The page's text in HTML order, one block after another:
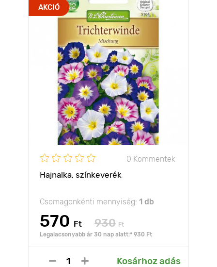
AKCIÓ
0 Kommentek
Hajnalka, színkeverék
Csomagonkénti mennyiség: 1 db
570 Ft 930 Ft
Legalacsonyabb ár 30 nap alatt:* 930 Ft
Kosárhoz adás